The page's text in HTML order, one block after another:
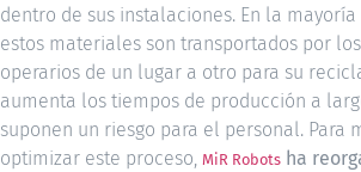
dentro de sus instalaciones. En la
estos materiales son transportados por
operarios de un lugar a otro para su
aumenta los tiempos de producción a
suponen un riesgo para el personal. Para
optimizar este proceso, MiR Robots ha